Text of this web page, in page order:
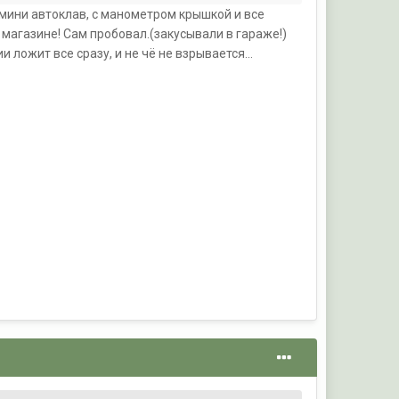
автоклав, с манометром крышкой и все
Сам пробовал.(закусывали в гараже!)
все сразу, и не чё не взрывается...